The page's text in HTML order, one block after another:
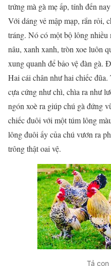
trứng mà gà mẹ ấp, tính đến
Với dáng vẻ mập mạp, rắn rỏi,
tráng. Nó có một bộ lông
nâu, xanh xanh, tròn xoe luôn
xung quanh để bảo vệ đàn gà.
Hai cái chân như hai chiếc
cựa cứng như chì, chìa ra như
ngón xoè ra giúp chú gà đứng
chiếc đuôi với một túm lông
lông đuôi ấy của chú vươn ra
trông thật oai vệ.
Tả